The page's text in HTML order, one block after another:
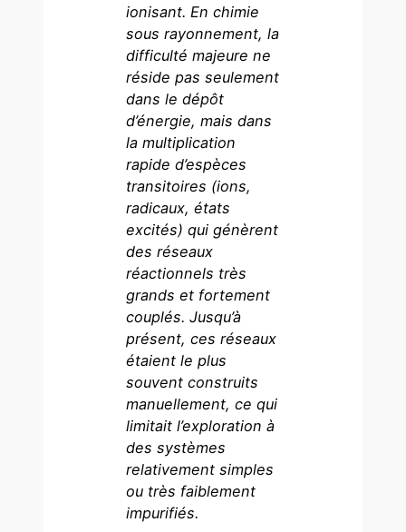
ionisant. En chimie
sous rayonnement, la
difficulté majeure ne
réside pas seulement
dans le dépôt
d’énergie, mais dans
la multiplication
rapide d’espèces
transitoires (ions,
radicaux, états
excités) qui génèrent
des réseaux
réactionnels très
grands et fortement
couplés. Jusqu’à
présent, ces réseaux
étaient le plus
souvent construits
manuellement, ce qui
limitait l’exploration à
des systèmes
relativement simples
ou très faiblement
impurifiés.